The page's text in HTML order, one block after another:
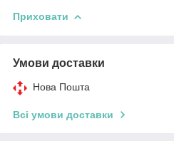
Приховати
Умови доставки
Нова Пошта
Всі умови доставки